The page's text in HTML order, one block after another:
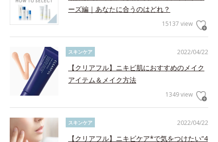
ーズ編｜あなたに合うのはどれ？
15137 view
2022/04/22
スキンケア
【クリアフル】ニキビ肌におすすめのメイク
アイテム＆メイク方法
1349 view
2022/04/22
スキンケア
【クリアフル】ニキビケア*で気をつけたい“4